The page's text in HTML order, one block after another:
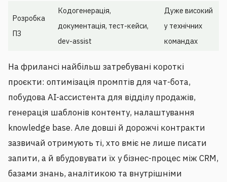
Розробка
ПЗ
Кодогенерація,
документація, тест-кейси,
dev-assist
Дуже високий
у технічних
командах
На фрилансі найбільш затребувані короткі
проєкти: оптимізація промптів для чат-бота,
побудова AI-ассистента для відділу продажів,
генерація шаблонів контенту, налаштування
knowledge base. Але довші й дорожчі контракти
зазвичай отримують ті, хто вміє не лише писати
запити, а й вбудовувати їх у бізнес-процес між CRM,
базами знань, аналітикою та внутрішніми